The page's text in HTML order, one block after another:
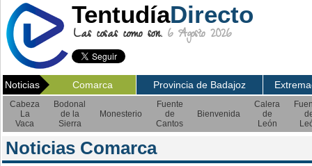
TentudíaDirecto
Las cosas como son. 6 Agosto 2026
Noticias Comarca Provincia de Badajoz
Cabeza
La
Vaca
Bodonal
de la
Sierra
Monesterio
Fuente
de
Cantos
Bienvenida
Calera
de
León
Noticias Comarca